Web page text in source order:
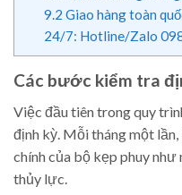
9.2 Giao hàng toàn
24/7: Hotline/Zalo
Các bước kiểm tra
Việc đầu tiên trong quy
định kỳ. Mỗi tháng một
chính của bộ kẹp phuy
thủy lực.